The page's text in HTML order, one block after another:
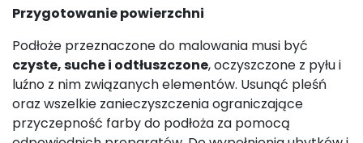
Przygotowanie powierzchni
Podłoże przeznaczone do malowania musi być
czyste, suche i odtłuszczone, oczyszczone z pyłu i
luźno z nim związanych elementów. Usunąć pleśń
oraz wszelkie zanieczyszczenia ograniczające
przyczepność farby do podłoża za pomocą